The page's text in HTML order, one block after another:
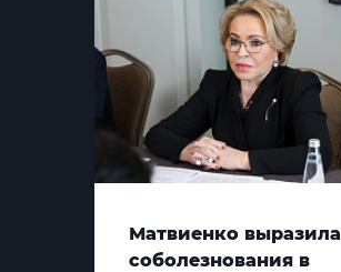
Матвиенко выразила
соболезнования в